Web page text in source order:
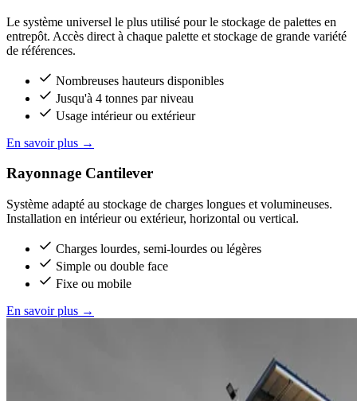
Le système universel le plus utilisé pour le stockage de palettes en
entrepôt. Accès direct à chaque palette et stockage de grande variété
de références.
Nombreuses hauteurs disponibles
Jusqu'à 4 tonnes par niveau
Usage intérieur ou extérieur
En savoir plus →
Rayonnage Cantilever
Système adapté au stockage de charges longues et volumineuses.
Installation en intérieur ou extérieur, horizontal ou vertical.
Charges lourdes, semi-lourdes ou légères
Simple ou double face
Fixe ou mobile
En savoir plus →